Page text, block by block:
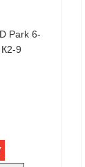
Park 6-
9